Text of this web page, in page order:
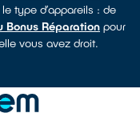
type d’appareils : de
Bonus Réparation pour
vous avez droit.